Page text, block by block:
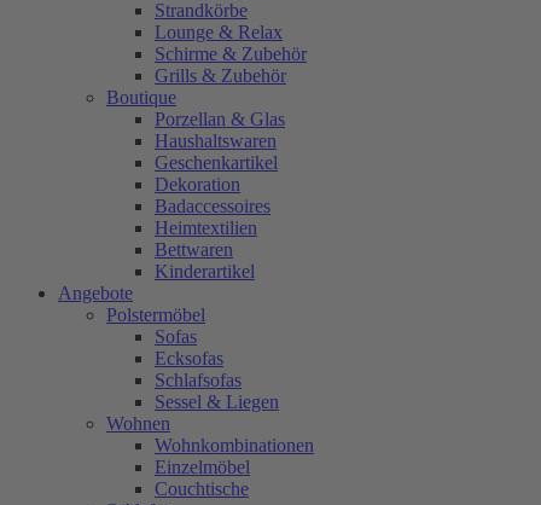
Strandkörbe
Lounge & Relax
Schirme & Zubehör
Grills & Zubehör
Boutique
Porzellan & Glas
Haushaltswaren
Geschenkartikel
Dekoration
Badaccessoires
Heimtextilien
Bettwaren
Kinderartikel
Angebote
Polstermöbel
Sofas
Ecksofas
Schlafsofas
Sessel & Liegen
Wohnen
Wohnkombinationen
Einzelmöbel
Couchtische